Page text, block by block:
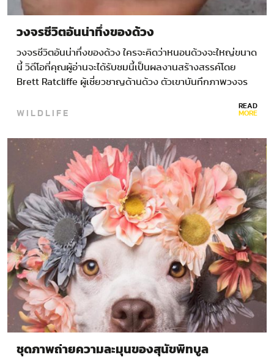
วงจรชีวิตอันน่าทึ่งของด้วง
วงจรชีวิตอันน่าทึ่งของด้วง ใครจะคิดว่าหนอนด้วงจะใหญ่ขนาด
นี้ วิดีโอที่คุณผู้อ่านจะได้รับชมนี้เป็นผลงานสร้างสรรค์โดย
Brett Ratcliffe ผู้เชี่ยวชาญด้านด้วง ตัวเขาบันทึกภาพวงจร
WILDLIFE READ
MORE
ชุดภาพถ่ายความละมุนของสุนัขพิทบูล